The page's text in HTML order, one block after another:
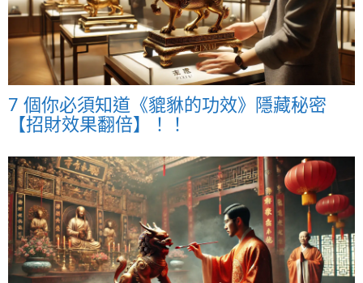
7 個你必須知道《貔貅的功效》隱藏秘密
【招財效果翻倍】！！